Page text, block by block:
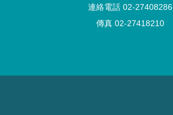
連絡電話 02-27408286
傳真 02-27418210